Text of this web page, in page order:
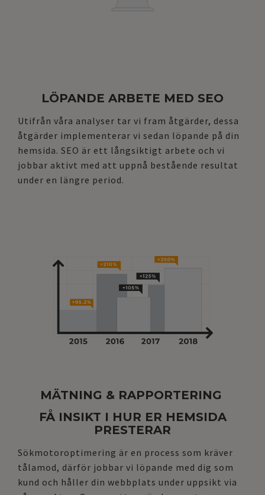
LÖPANDE ARBETE MED SEO
Utifrån våra analyser tar vi fram åtgärder, dessa
åtgärder implementerar vi sedan löpande på din
hemsida. SEO är ett långsiktigt arbete och vi
jobbar aktivt med att uppnå bestående resultat
under en längre period.
MÄTNING & RAPPORTERING
FÅ INSIKT I HUR ER HEMSIDA
PRESTERAR
Sökmotoroptimering är en process som kräver
tålamod, därför jobbar vi löpande med dig som
kund och håller din webbplats under uppsikt via